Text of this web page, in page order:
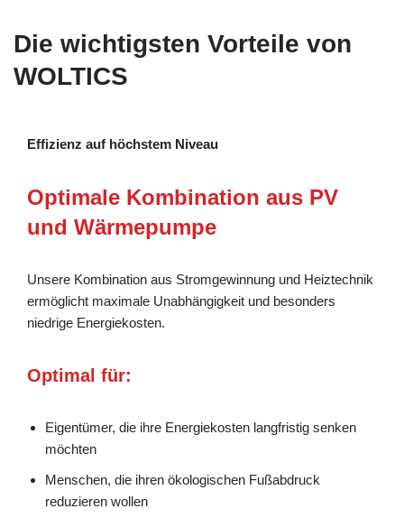
Die wichtigsten Vorteile von
WOLTICS
Effizienz auf höchstem Niveau
Optimale Kombination aus PV
und Wärmepumpe
Unsere Kombination aus Stromgewinnung und Heiztechnik
ermöglicht maximale Unabhängigkeit und besonders
niedrige Energiekosten.
Optimal für:
Eigentümer, die ihre Energiekosten langfristig senken
möchten
Menschen, die ihren ökologischen Fußabdruck
reduzieren wollen